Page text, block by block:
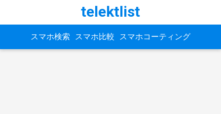
telektlist
スマホ検索 スマホ比較 スマホコーティング